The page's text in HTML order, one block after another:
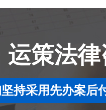
运策法
持采用先办案后